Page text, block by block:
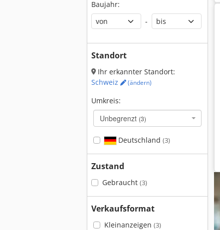
Baujahr:
-
Standort
Ihr erkannter Standort:
Schweiz
(ändern)
Umkreis:
Unbegrenzt (3)
Deutschland (3)
Zustand
Gebraucht (3)
Verkaufsformat
Kleinanzeigen (3)